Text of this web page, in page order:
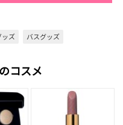
ッズ バスグッズ
コスメ